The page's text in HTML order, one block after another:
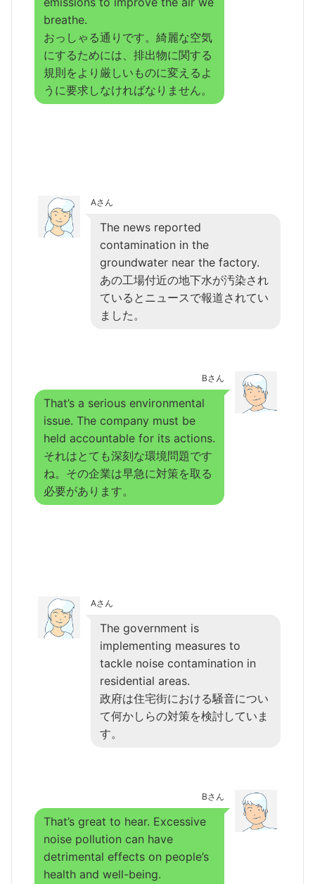
breathe.
おっしゃる通りです。綺麗な空気
にするためには、排出物に関する
規則をより厳しいものに変えるよ
うに要求しなければなりません。
Aさん
The news reported
contamination in the
groundwater near the factory.
あの工場付近の地下水が汚染され
ているとニュースで報道されてい
ました。
Bさん
That’s a serious environmental
issue. The company must be
held accountable for its actions.
それはとても深刻な環境問題です
ね。その企業は早急に対策を取る
必要があります。
Aさん
The government is
implementing measures to
tackle noise contamination in
residential areas.
政府は住宅街における騒音につい
て何かしらの対策を検討していま
す。
Bさん
That’s great to hear. Excessive
noise pollution can have
detrimental effects on people’s
health and well-being.